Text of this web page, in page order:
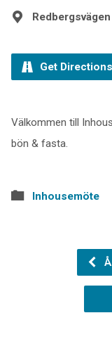
Get Directions
Välkommen till
bön & fasta.
Inhousemöte